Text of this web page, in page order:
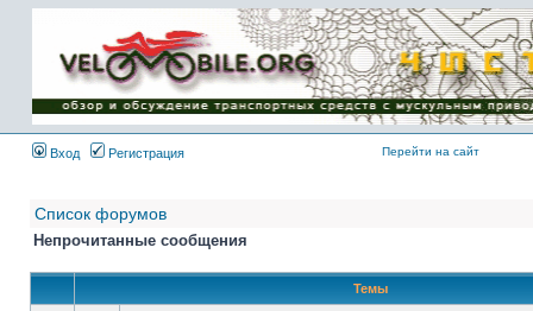
Имя пользователя:
Пароль:
{ LOG_ME_IN_SHORT
}
Вход
Регистрация Перейти на сайт
Список форумов
Непрочитанные сообщения
Темы